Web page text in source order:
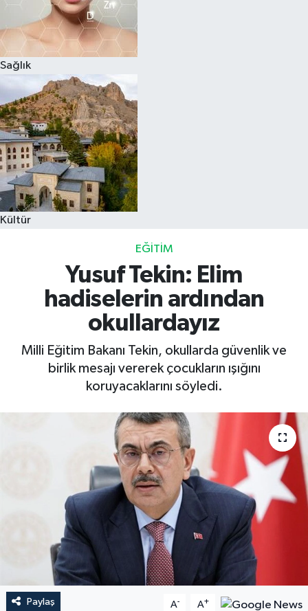
Sağlık
Kültür
EĞITIM
Yusuf Tekin: Elim
hadiselerin ardından
okullardayız
Milli Eğitim Bakanı Tekin, okullarda güvenlik ve
birlik mesajı vererek çocukların ışığını
koruyacaklarını söyledi.
Paylaş A- A+